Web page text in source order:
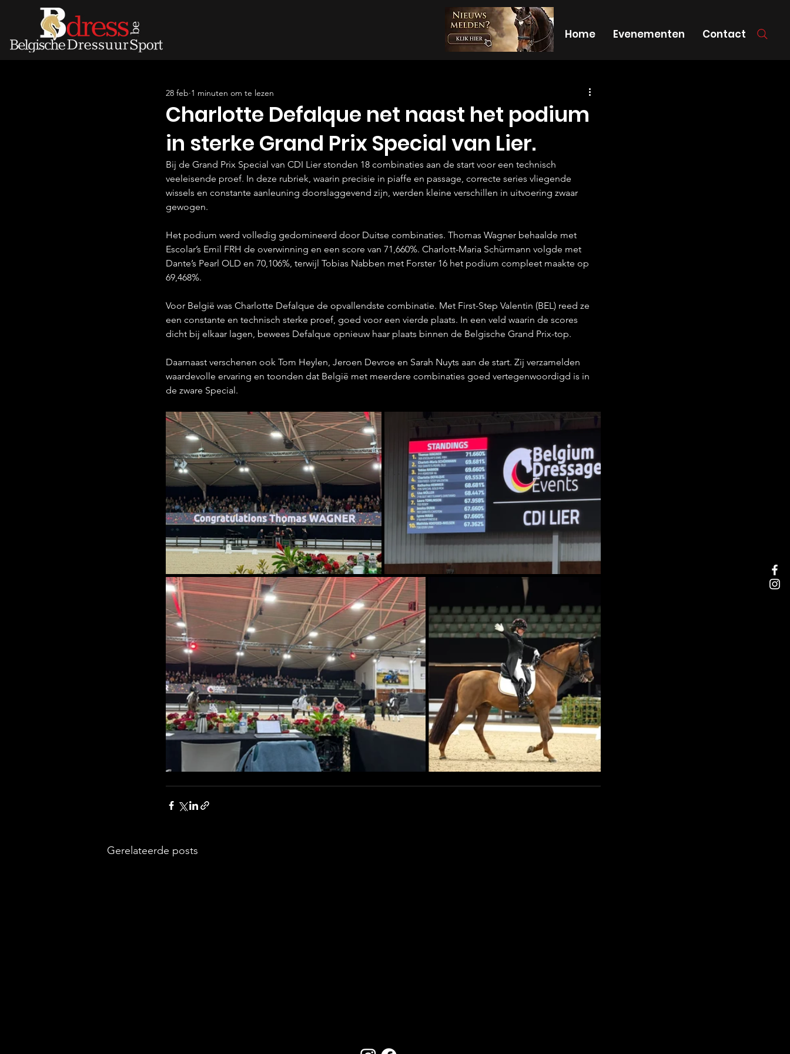
Home Evenementen Contact
Charlotte Defalque net naast het podium
in sterke Grand Prix Special van Lier.
28 feb 1 minuten om te lezen
Bij de Grand Prix Special van CDI Lier stonden 18 combinaties aan de start voor een technisch
veeleisende proef. In deze rubriek, waarin precisie in piaffe en passage, correcte series vliegende
wissels en constante aanleuning doorslaggevend zijn, werden kleine verschillen in uitvoering zwaar
gewogen.
Het podium werd volledig gedomineerd door Duitse combinaties. Thomas Wagner behaalde met
Escolar’s Emil FRH de overwinning en een score van 71,660%. Charlott-Maria Schürmann volgde met
Dante’s Pearl OLD en 70,106%, terwijl Tobias Nabben met Forster 16 het podium compleet maakte op
69,468%.
Voor België was Charlotte Defalque de opvallendste combinatie. Met First-Step Valentin (BEL) reed ze
een constante en technisch sterke proef, goed voor een vierde plaats. In een veld waarin de scores
dicht bij elkaar lagen, bewees Defalque opnieuw haar plaats binnen de Belgische Grand Prix-top.
Daarnaast verschenen ook Tom Heylen, Jeroen Devroe en Sarah Nuyts aan de start. Zij verzamelden
waardevolle ervaring en toonden dat België met meerdere combinaties goed vertegenwoordigd is in
de zware Special.
Gerelateerde posts